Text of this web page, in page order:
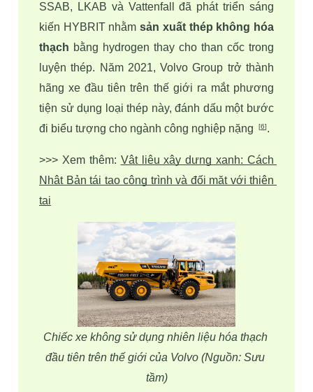
SSAB, LKAB và Vattenfall đã phát triển sáng
kiến HYBRIT nhằm sản xuất thép không hóa
thạch bằng hydrogen thay cho than cốc trong
luyện thép. Năm 2021, Volvo Group trở thành
hãng xe đầu tiên trên thế giới ra mắt phương
tiện sử dụng loại thép này, đánh dấu một bước
đi biểu tượng cho ngành công nghiệp nặng
[6].
>>> Xem thêm: Vật liệu xây dựng xanh: Cách
Nhật Bản tái tạo công trình và đối mặt với thiên
tai
Chiếc xe không sử dụng nhiên liệu hóa thạch
đầu tiên trên thế giới của Volvo (Nguồn: Sưu
tầm)